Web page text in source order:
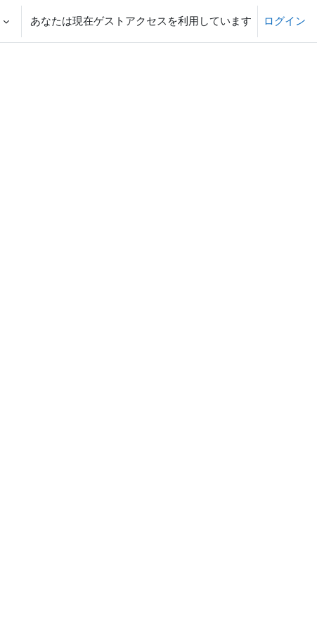
あなたは現在ゲストアクセスを利用しています ログイン